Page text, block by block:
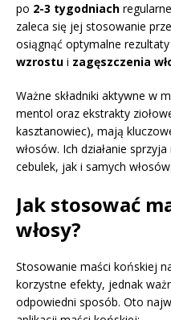
po 2-3 tygodniach
zaleca się jej stosowanie
osiągnąć optymalne
wzrostu i zagęszczenia
Ważne składniki aktywne w
mentol oraz ekstrakty
kasztanowiec), mają
włosów. Ich działanie
cebulek, jak i samych włosów.
Jak stosować
włosy?
Stosowanie maści końskiej
korzystne efekty, jednak
odpowiedni sposób. Oto